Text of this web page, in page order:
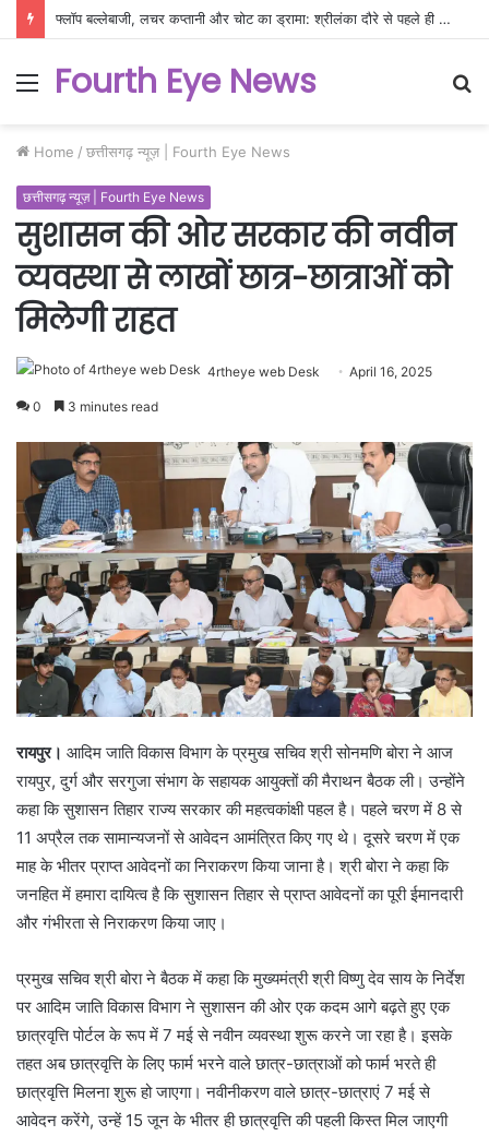
फ्लॉप बल्लेबाजी, लचर कप्तानी और चोट का ड्रामा: श्रीलंका दौरे से पहले ही बेनकाब हुआ टीम इंडिया का खोखलापन!
Menu
Fourth Eye News
Home / छत्तीसगढ़ न्यूज़ | Fourth Eye News
छत्तीसगढ़ न्यूज़ | Fourth Eye News
सुशासन की ओर सरकार की नवीन
व्यवस्था से लाखों छात्र-छात्राओं को
मिलेगी राहत
4rtheye web Desk April 16, 2025
0 3 minutes read
रायपुर। आदिम जाति विकास विभाग के प्रमुख सचिव श्री सोनमणि बोरा ने आज
रायपुर, दुर्ग और सरगुजा संभाग के सहायक आयुक्तों की मैराथन बैठक ली। उन्होंने
कहा कि सुशासन तिहार राज्य सरकार की महत्वकांक्षी पहल है। पहले चरण में 8 से
11 अप्रैल तक सामान्यजनों से आवेदन आमंत्रित किए गए थे। दूसरे चरण में एक
माह के भीतर प्राप्त आवेदनों का निराकरण किया जाना है। श्री बोरा ने कहा कि
जनहित में हमारा दायित्व है कि सुशासन तिहार से प्राप्त आवेदनों का पूरी ईमानदारी
और गंभीरता से निराकरण किया जाए।
प्रमुख सचिव श्री बोरा ने बैठक में कहा कि मुख्यमंत्री श्री विष्णु देव साय के निर्देश
पर आदिम जाति विकास विभाग ने सुशासन की ओर एक कदम आगे बढ़ते हुए एक
छात्रवृत्ति पोर्टल के रूप में 7 मई से नवीन व्यवस्था शुरू करने जा रहा है। इसके
तहत अब छात्रवृत्ति के लिए फार्म भरने वाले छात्र-छात्राओं को फार्म भरते ही
छात्रवृत्ति मिलना शुरू हो जाएगा। नवीनीकरण वाले छात्र-छात्राएं 7 मई से
आवेदन करेंगे, उन्हें 15 जून के भीतर ही छात्रवृत्ति की पहली किस्त मिल जाएगी